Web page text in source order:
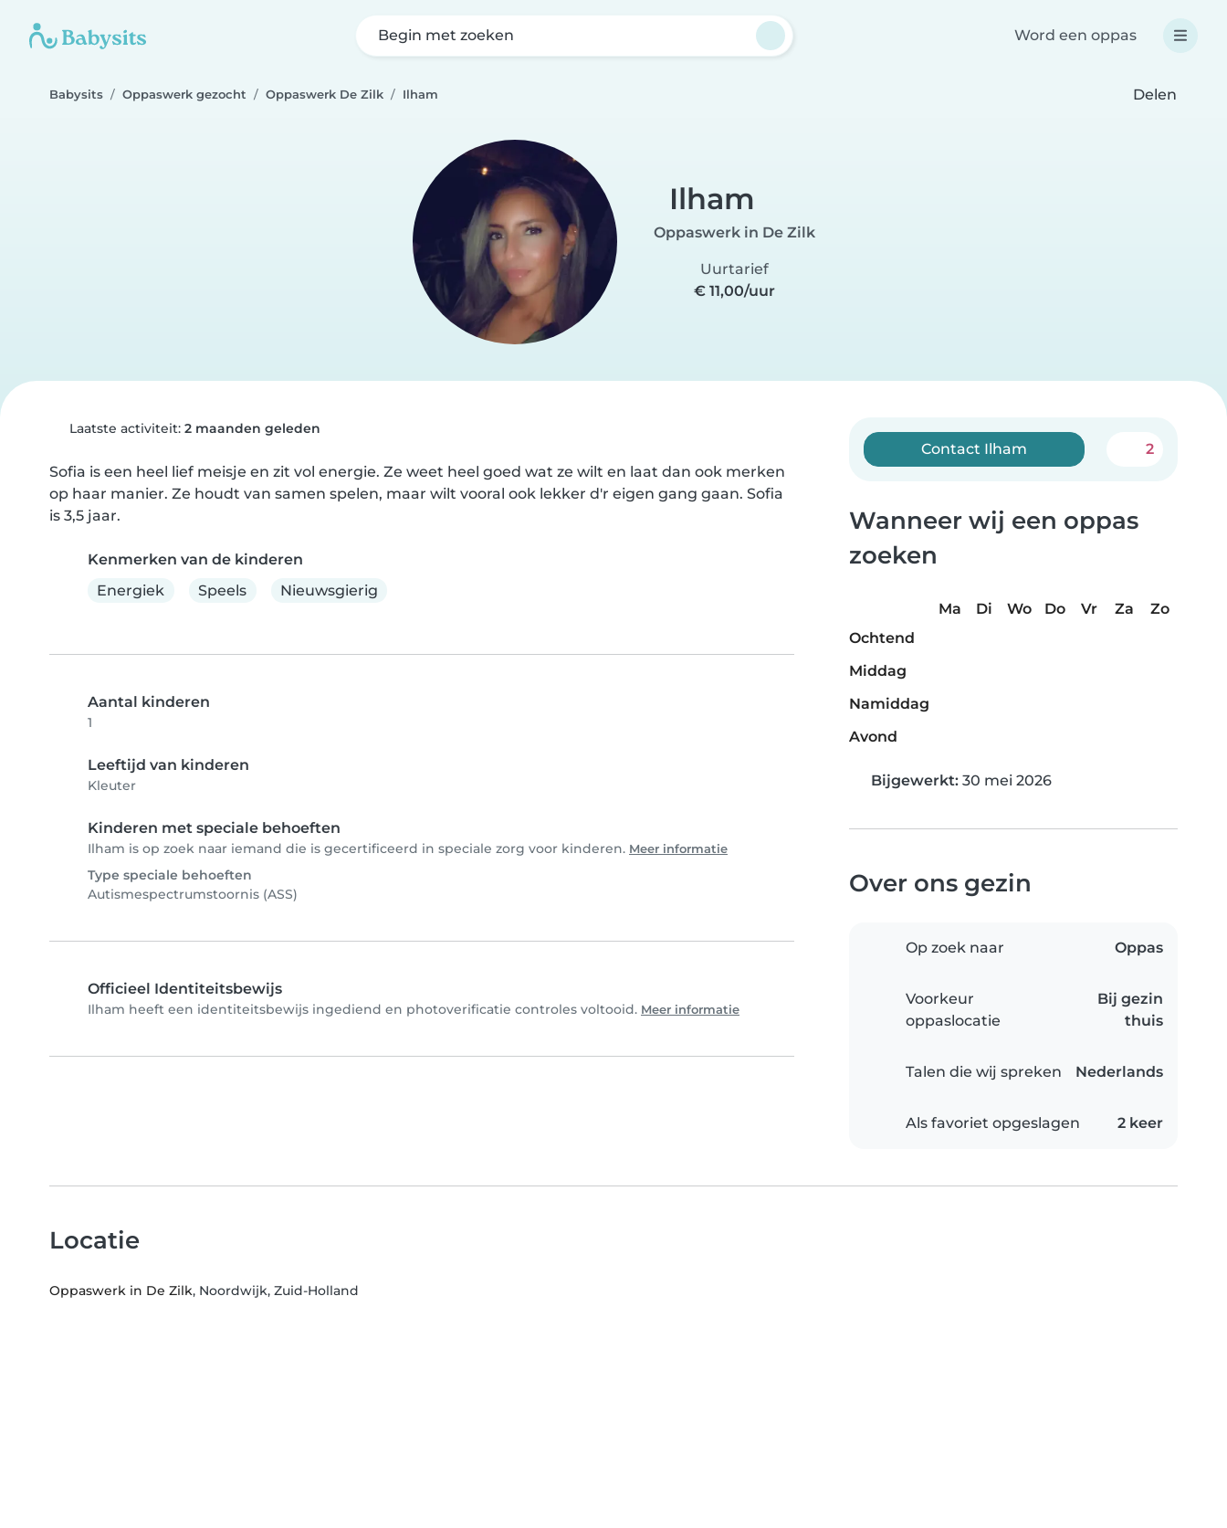
Begin met zoeken Word een oppas
Babysits Oppaswerk gezocht Oppaswerk De Zilk Ilham Delen
Ilham
Oppaswerk in De Zilk
Uurtarief
€ 11,00/uur
Laatste activiteit: 2 maanden geleden
Sofia is een heel lief meisje en zit vol energie. Ze weet heel goed wat ze wilt en laat dan ook merken
op haar manier. Ze houdt van samen spelen, maar wilt vooral ook lekker d'r eigen gang gaan. Sofia
is 3,5 jaar.
Kenmerken van de kinderen
Energiek
Speels Nieuwsgierig
Aantal kinderen
1
Leeftijd van kinderen
Kleuter
Kinderen met speciale behoeften
Ilham is op zoek naar iemand die is gecertificeerd in speciale zorg voor kinderen. Meer informatie
Type speciale behoeften
Autismespectrumstoornis (ASS)
Officieel Identiteitsbewijs
Ilham heeft een identiteitsbewijs ingediend en photoverificatie controles voltooid. Meer informatie
Contact Ilham 2
Wanneer wij een oppas
zoeken
Ma Di Wo Do Vr Za
Zo
Ochtend
Middag
Namiddag
Avond
Bijgewerkt: 30 mei 2026
Over ons gezin
Op zoek naar Oppas
Voorkeur
oppaslocatie
Bij gezin
thuis
Talen die wij spreken Nederlands
Als favoriet opgeslagen 2 keer
Locatie
Oppaswerk in De Zilk, Noordwijk, Zuid-Holland